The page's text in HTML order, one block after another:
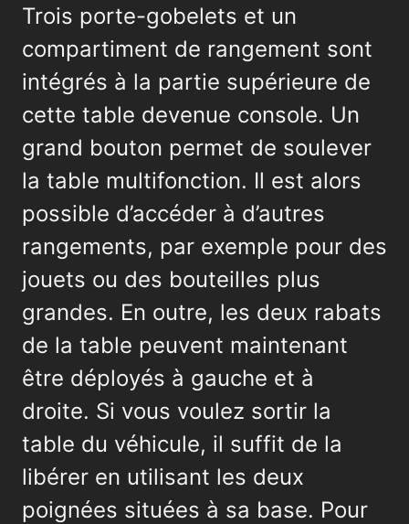
Trois porte-gobelets et un
compartiment de rangement sont
intégrés à la partie supérieure de
cette table devenue console. Un
grand bouton permet de soulever
la table multifonction. Il est alors
possible d’accéder à d’autres
rangements, par exemple pour des
jouets ou des bouteilles plus
grandes. En outre, les deux rabats
de la table peuvent maintenant
être déployés à gauche et à
droite. Si vous voulez sortir la
table du véhicule, il suffit de la
libérer en utilisant les deux
poignées situées à sa base. Pour